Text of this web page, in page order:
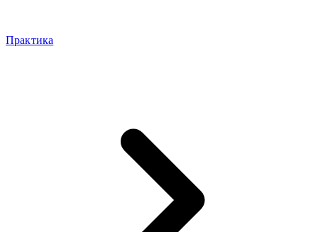
Практика